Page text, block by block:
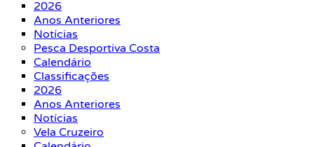
2026
Anos Anteriores
Notícias
Pesca Desportiva Costa
Calendário
Classificações
2026
Anos Anteriores
Notícias
Vela Cruzeiro